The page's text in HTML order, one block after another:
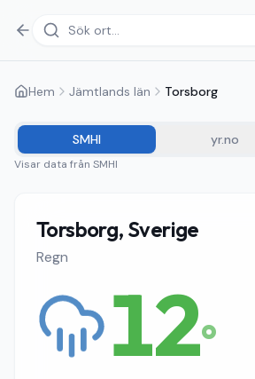
Hem Jämtlands län Torsborg
SMHI yr.no
Visar data från SMHI
Torsborg, Sverige
Regn
12°